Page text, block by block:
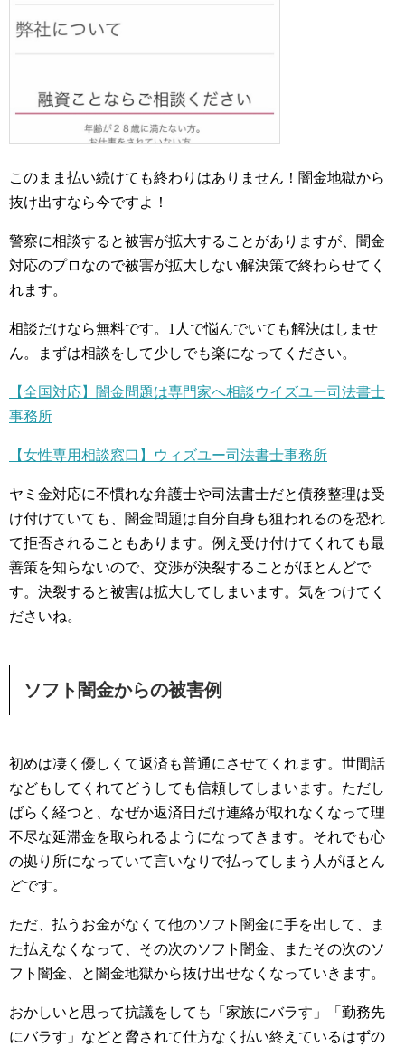
このまま払い続けても終わりはありません！闇金地獄から
抜け出すなら今ですよ！
警察に相談すると被害が拡大することがありますが、闇金
対応のプロなので被害が拡大しない解決策で終わらせてく
れます。
相談だけなら無料です。1人で悩んでいても解決はしませ
ん。まずは相談をして少しでも楽になってください。
【全国対応】闇金問題は専門家へ相談ウイズユー司法書士
事務所
【女性専用相談窓口】ウィズユー司法書士事務所
ヤミ金対応に不慣れな弁護士や司法書士だと債務整理は受
け付けていても、闇金問題は自分自身も狙われるのを恐れ
て拒否されることもあります。例え受け付けてくれても最
善策を知らないので、交渉が決裂することがほとんどで
す。決裂すると被害は拡大してしまいます。気をつけてく
ださいね。
ソフト闇金からの被害例
初めは凄く優しくて返済も普通にさせてくれます。世間話
などもしてくれてどうしても信頼してしまいます。ただし
ばらく経つと、なぜか返済日だけ連絡が取れなくなって理
不尽な延滞金を取られるようになってきます。それでも心
の拠り所になっていて言いなりで払ってしまう人がほとん
どです。
ただ、払うお金がなくて他のソフト闇金に手を出して、ま
た払えなくなって、その次のソフト闇金、またその次のソ
フト闇金、と闇金地獄から抜け出せなくなっていきます。
おかしいと思って抗議をしても「家族にバラす」「勤務先
にバラす」などと脅されて仕方なく払い終えているはずの